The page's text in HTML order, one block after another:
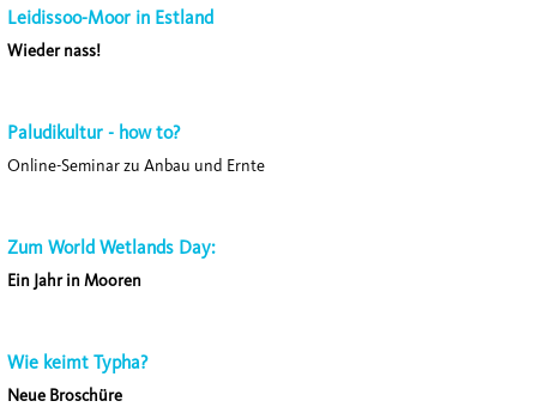
Leidissoo-Moor in Estland
Wieder nass!
Paludikultur - how to?
Online-Seminar zu Anbau und Ernte
Zum World Wetlands Day:
Ein Jahr in Mooren
Wie keimt Typha?
Neue Broschüre